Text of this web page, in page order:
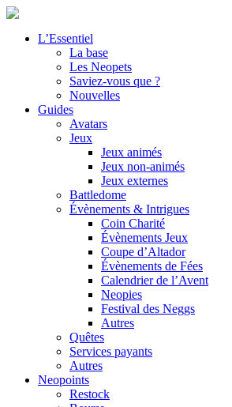
L’Essentiel
La base
Les Neopets
Saviez-vous que ?
Nouvelles
Guides
Avatars
Jeux
Jeux animés
Jeux non-animés
Jeux externes
Battledome
Évènements & Intrigues
Coin Charité
Évènements Jeux
Coupe d’Altador
Évènements de Fées
Calendrier de l’Avent
Neopies
Festival des Neggs
Autres
Quêtes
Services payants
Autres
Neopoints
Restock